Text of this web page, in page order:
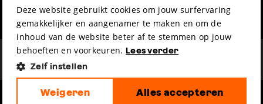
Film Fest Friends
Privacy & Disclaimer
Deze website gebruikt cookies om jouw surfervaring
gemakkelijker en aangenamer te maken en om de
inhoud van de website beter af te stemmen op jouw
behoeften en voorkeuren. Lees verder
Zelf instellen
Alles accepteren
Weigeren